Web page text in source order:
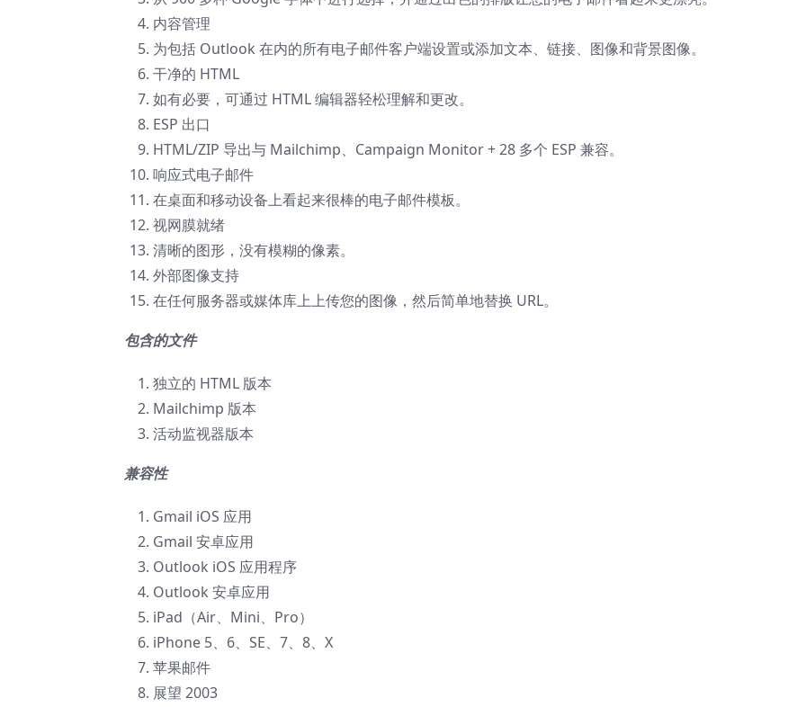
内容管理
为包括 Outlook 在内的所有电子邮件客户端设置或添加文本、链接、图像和背景图像。
干净的 HTML
如有必要，可通过 HTML 编辑器轻松理解和更改。
ESP 出口
HTML/ZIP 导出与 Mailchimp、Campaign Monitor + 28 多个 ESP 兼容。
响应式电子邮件
在桌面和移动设备上看起来很棒的电子邮件模板。
视网膜就绪
清晰的图形，没有模糊的像素。
外部图像支持
在任何服务器或媒体库上上传您的图像，然后简单地替换 URL。
包含的文件
独立的 HTML 版本
Mailchimp 版本
活动监视器版本
兼容性
Gmail iOS 应用
Gmail 安卓应用
Outlook iOS 应用程序
Outlook 安卓应用
iPad（Air、Mini、Pro）
iPhone 5、6、SE、7、8、X
苹果邮件
展望 2003